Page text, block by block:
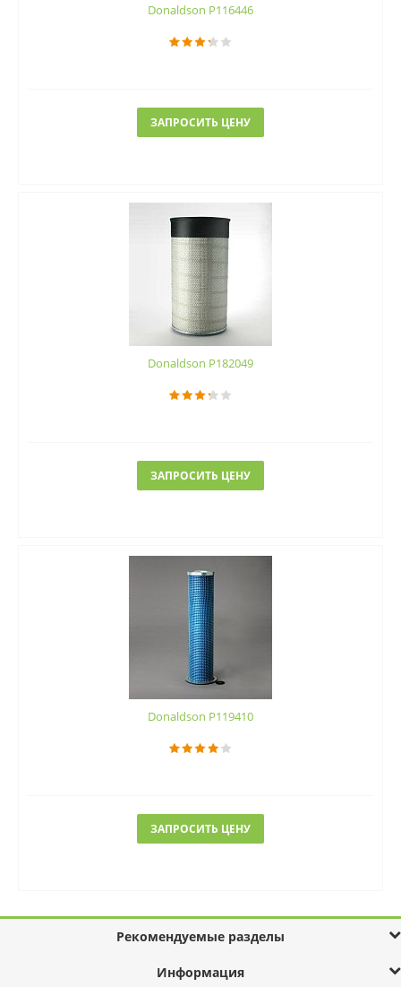
Donaldson P116446
ЗАПРОСИТЬ ЦЕНУ
Donaldson P182049
ЗАПРОСИТЬ ЦЕНУ
Donaldson P119410
ЗАПРОСИТЬ ЦЕНУ
Рекомендуемые разделы
Информация